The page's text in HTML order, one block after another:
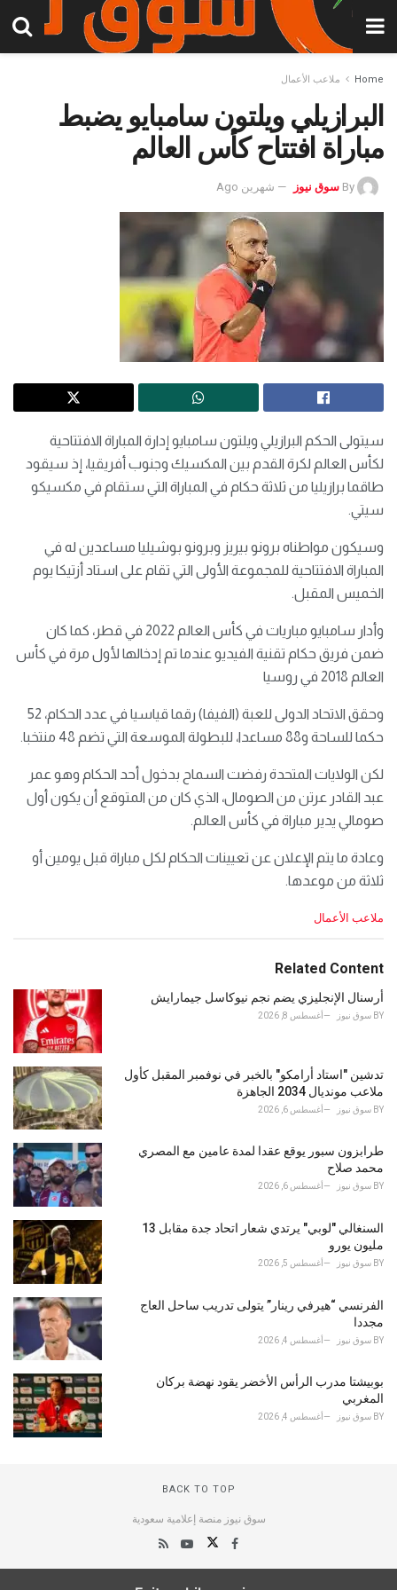
Home ملاعب الأعمال
البرازيلي ويلتون سامبايو يضبط
مباراة افتتاح كأس العالم
By سوق نيوز شهرين Ago
سيتولى الحكم البرازيلي ويلتون سامبايو إدارة ​المباراة الافتتاحية
لكأس العالم لكرة ‌القدم بين المكسيك وجنوب أفريقيا، إذ سيقود
طاقما برازيليا من ثلاثة حكام في ​المباراة التي ستقام في مكسيكو ​
سيتي.
وسيكون مواطناه برونو بيريز وبرونو بوشيليا ⁠مساعدين له في
المباراة الافتتاحية للمجموعة ​الأولى التي تقام على استاد أزتيكا ​يوم
الخميس المقبل.
وأدار سامبايو مباريات في كأس العالم 2022 في قطر، كما كان
ضمن ​فريق حكام تقنية الفيديو عندما تم ​إدخالها لأول مرة في كأس
العالم 2018 في ‌روسيا
وحقق ⁠الاتحاد الدولى للعبة (الفيفا) رقما قياسيا في عدد الحكام، 52
حكما للساحة و88 مساعدا، للبطولة الموسعة التي تضم ​48 منتخبا.
لكن ​الولايات المتحدة ⁠رفضت السماح بدخول أحد الحكام وهو عمر
عبد القادر ​عرتن من الصومال، الذي كان ​من ⁠المتوقع أن يكون أول
صومالي يدير مباراة في كأس العالم.
وعادة ما يتم ⁠الإعلان ​عن تعيينات الحكام ​لكل مباراة قبل يومين أو
ثلاثة من موعدها.
C
e
o
r
:
ملاعب الأعمال
Related Content
أرسنال الإنجليزي يضم نجم نيوكاسل جيمارايش
BY سوق نيوز أغسطس 8, 2026
تدشين "استاد أرامكو" بالخبر في نوفمبر المقبل كأول
ملاعب مونديال 2034 الجاهزة
BY سوق نيوز أغسطس 6, 2026
طرابزون سبور يوقع عقدا لمدة عامين مع المصري
محمد صلاح
BY سوق نيوز أغسطس 6, 2026
السنغالي "لوبي" يرتدي شعار اتحاد جدة مقابل 13
مليون يورو
BY سوق نيوز أغسطس 5, 2026
الفرنسي “هيرفي رينار” يتولى تدريب ساحل العاج
مجددا
BY سوق نيوز أغسطس 4, 2026
بوبيشتا مدرب الرأس الأخضر يقود نهضة بركان
المغربي
BY سوق نيوز أغسطس 4, 2026
BACK TO TOP
سوق نيوز منصة إعلامية سعودية